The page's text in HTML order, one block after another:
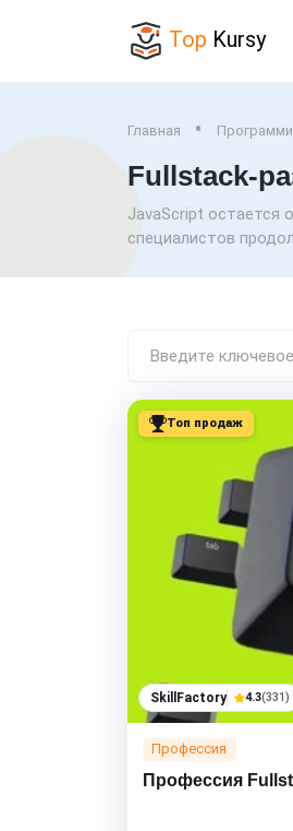
Top Kursy
Главная
Fullstack-
JavaScript остается
специалистов
Топ продаж
SkillFactory 4.3(331)
Профессия
Профессия